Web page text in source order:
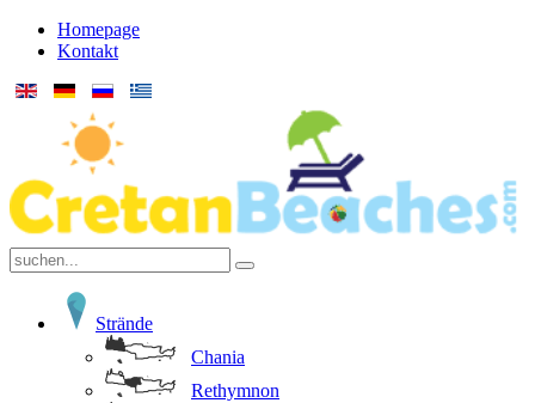
Homepage
Kontakt
Strände
Chania
Rethymnon